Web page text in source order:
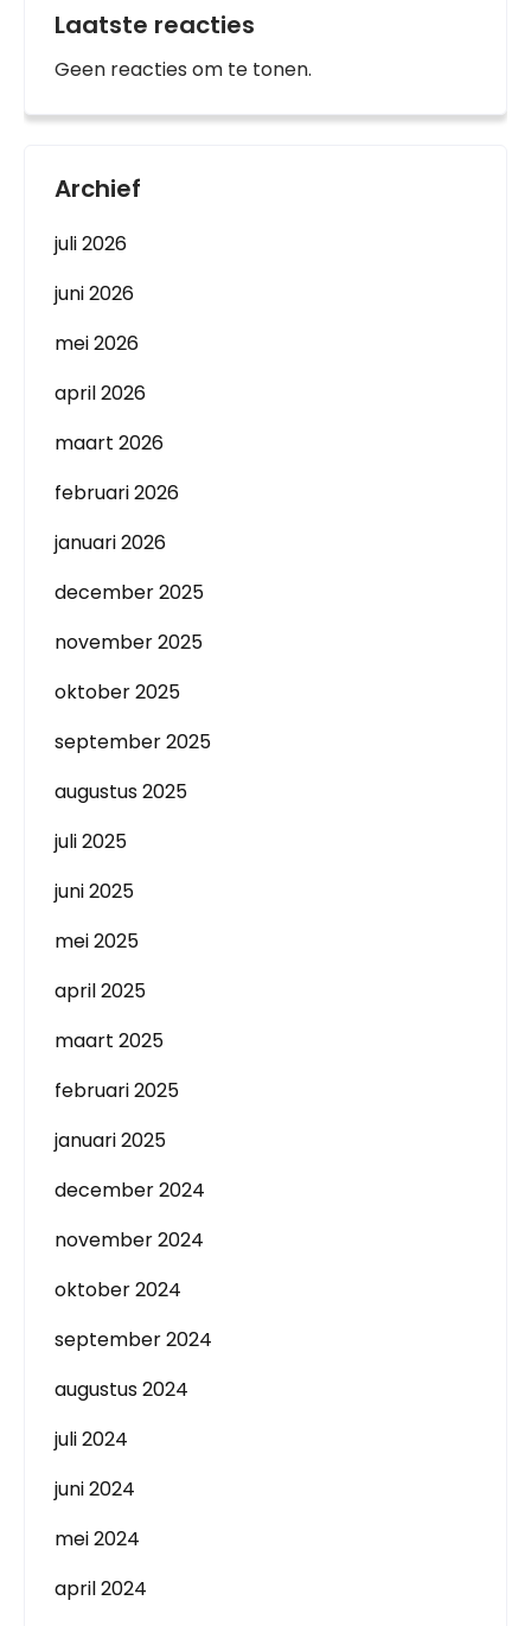
Laatste reacties
Geen reacties om te tonen.
Archief
juli 2026
juni 2026
mei 2026
april 2026
maart 2026
februari 2026
januari 2026
december 2025
november 2025
oktober 2025
september 2025
augustus 2025
juli 2025
juni 2025
mei 2025
april 2025
maart 2025
februari 2025
januari 2025
december 2024
november 2024
oktober 2024
september 2024
augustus 2024
juli 2024
juni 2024
mei 2024
april 2024